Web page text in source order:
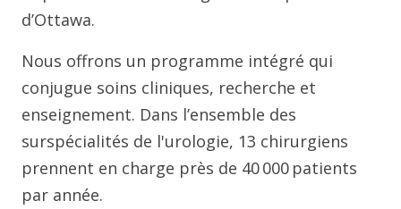
d’Ottawa.
Nous offrons un programme intégré qui
conjugue soins cliniques, recherche et
enseignement. Dans l’ensemble des
surspécialités de l'urologie, 13 chirurgiens
prennent en charge près de 40 000 patients
par année.